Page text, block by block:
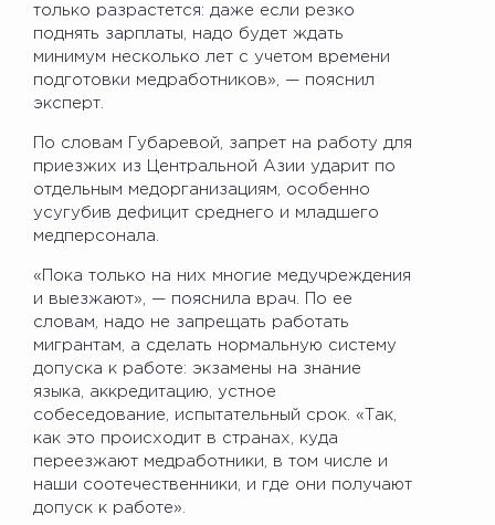
только разрастется: даже если резко
поднять зарплаты, надо будет ждать
минимум несколько лет с учетом времени
подготовки медработников», — пояснил
эксперт.
По словам Губаревой, запрет на работу для
приезжих из Центральной Азии ударит по
отдельным медорганизациям, особенно
усугубив дефицит среднего и младшего
медперсонала.
«Пока только на них многие медучреждения
и выезжают», — пояснила врач. По ее
словам, надо не запрещать работать
мигрантам, а сделать нормальную систему
допуска к работе: экзамены на знание
языка, аккредитацию, устное
собеседование, испытательный срок. «Так,
как это происходит в странах, куда
переезжают медработники, в том числе и
наши соотечественники, и где они получают
допуск к работе».